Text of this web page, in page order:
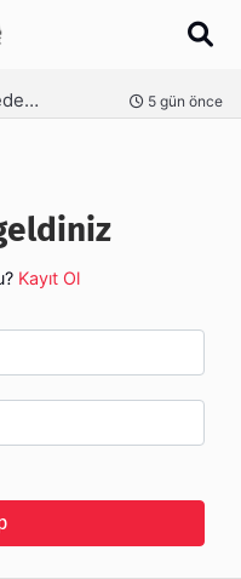
Bursa Fethiye Aydın: Tek Fiyat Neden Yetmez | Ufuksoy Nakliyat A.Ş 5 gün önce
Kayıt Ol